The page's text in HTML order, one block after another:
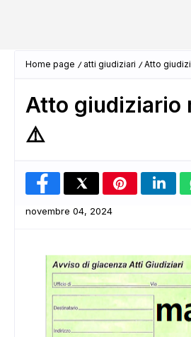
Home page atti giudiziari Atto
Atto giudiziario
⚠️
novembre 04, 2024